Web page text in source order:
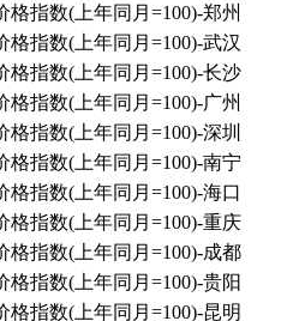
指数(上年同月=100)-郑州
指数(上年同月=100)-武汉
指数(上年同月=100)-长沙
指数(上年同月=100)-广州
指数(上年同月=100)-深圳
指数(上年同月=100)-南宁
指数(上年同月=100)-海口
指数(上年同月=100)-重庆
指数(上年同月=100)-成都
指数(上年同月=100)-贵阳
指数(上年同月=100)-昆明